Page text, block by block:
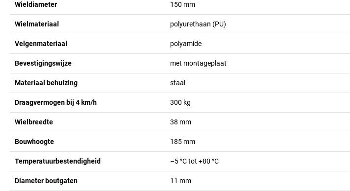
Wieldiameter 150 mm
Wielmateriaal polyurethaan (PU)
Velgenmateriaal polyamide
Bevestigingswijze met montageplaat
Materiaal behuizing staal
Draagvermogen bij 4 km/h 300 kg
Wielbreedte 38 mm
Bouwhoogte 185 mm
Temperatuurbestendigheid –5 °C tot +80 °C
Diameter boutgaten 11 mm